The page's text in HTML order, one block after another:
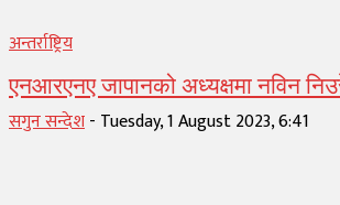
अन्तर्राष्ट्रिय
एनआरएनए जापानको अध्यक्षमा नविन
सगुन सन्देश- Tuesday, 1 August 2023, 6:41